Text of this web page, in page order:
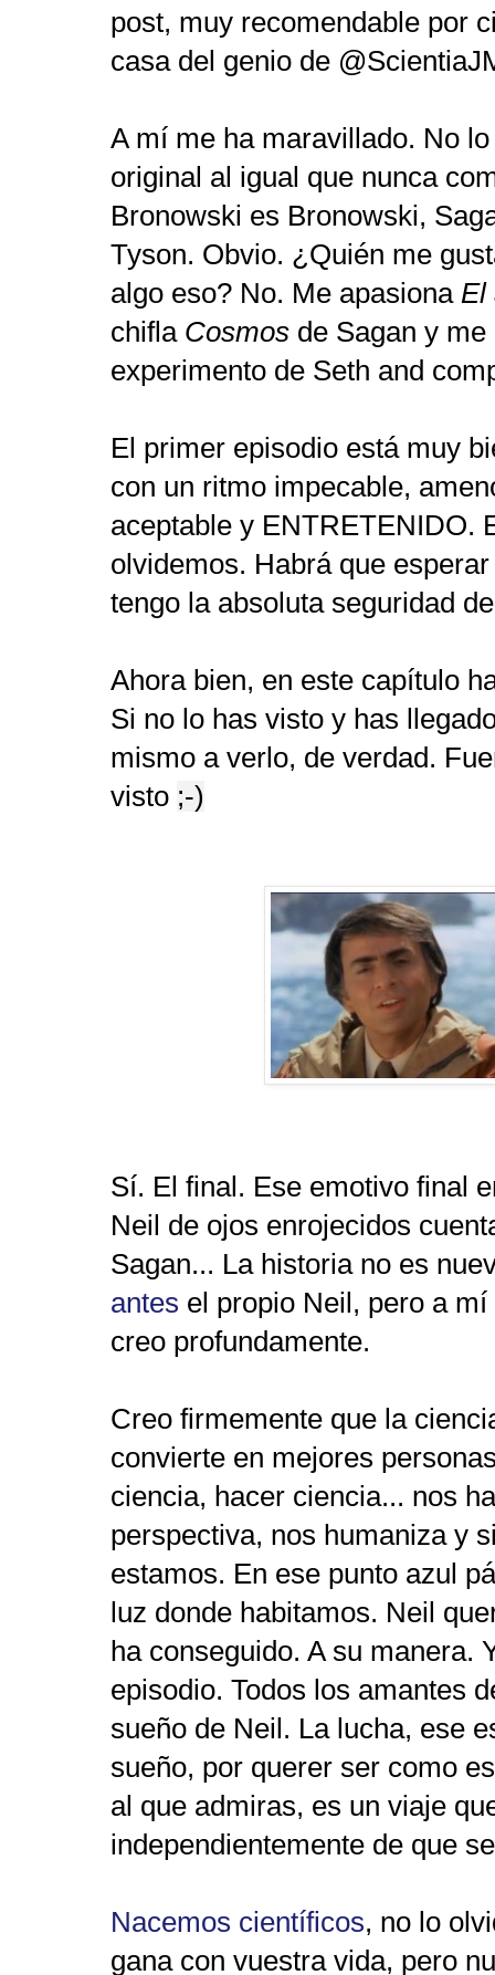
post, muy recomendable por
casa del genio de
A mí me ha maravillado. No
original al igual que nunca
Bronowski es Bronowski,
Tyson. Obvio. ¿Quién me
algo eso? No. Me apasiona El
chifla Cosmos de Sagan y
experimento de Seth and
El primer episodio está muy
con un ritmo impecable,
aceptable y ENTRETENIDO.
olvidemos. Habrá que
tengo la absoluta seguridad
Ahora bien, en este capítulo
Si no lo has visto y has
mismo a verlo, de verdad.
visto ;-)
Sí. El final. Ese emotivo final
Neil de ojos enrojecidos
Sagan... La historia no es
antes el propio Neil, pero a
creo profundamente.
Creo firmemente que la
convierte en mejores
ciencia, hacer ciencia... nos
perspectiva, nos humaniza y
estamos. En ese punto azul
luz donde habitamos. Neil
ha conseguido. A su manera.
episodio. Todos los amantes
sueño de Neil. La lucha, ese
sueño, por querer ser como
al que admiras, es un viaje
independientemente de que
Nacemos científicos, no lo
gana con vuestra vida, pero